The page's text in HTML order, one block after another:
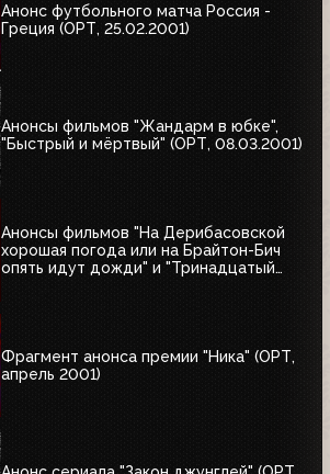
Анонс футбольного матча Россия -
Греция (ОРТ, 25.02.2001)
Анонсы фильмов "Жандарм в юбке",
"Быстрый и мёртвый" (ОРТ, 08.03.2001)
Анонсы фильмов "На Дерибасовской
хорошая погода или на Брайтон-Бич
опять идут дожди" и "Тринадцатый
Фрагмент анонса премии "Ника" (ОРТ,
апрель 2001)